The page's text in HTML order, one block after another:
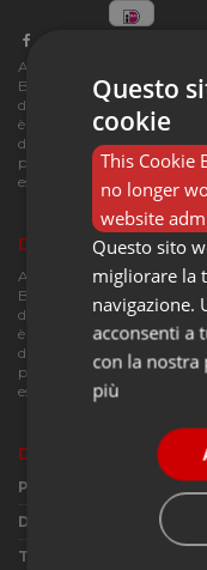
ARTEMIDE - Shogun è
Botta, caratterizzata da
diffusori orientabili in
è una lampada da tavolo a
di creare particolari
possono essere di tipo
escluse.
Descrizione
ARTEMIDE - Shogun è
Botta, caratterizzata da
diffusori orientabili in
è una lampada da tavolo a
di creare particolari
possono essere di tipo
escluse.
Dettagli del
Produttore
Designer
Tipologia di utilizzo
Questo
cookie
This Cookie
no longer
website
Questo sito
migliorare la
navigazione.
acconsenti a
con la nostra
più